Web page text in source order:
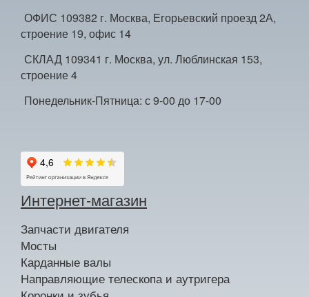
ОФИС 109382 г. Москва, Егорьевский проезд 2А,
строение 19, офис 14
СКЛАД 109341 г. Москва, ул. Люблинская 153,
строение 4
Понедельник-Пятница: с 9-00 до 17-00
Интернет-магазин
Запчасти двигателя
Мосты
Карданные валы
Направляющие телескопа и аутригера